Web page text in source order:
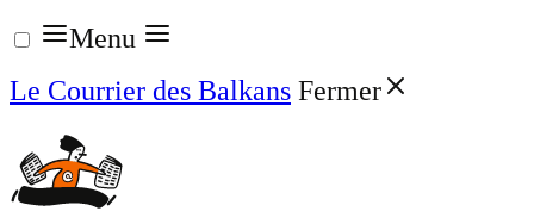
Aller
au
contenu
Menu
Le Courrier des Balkans Fermer